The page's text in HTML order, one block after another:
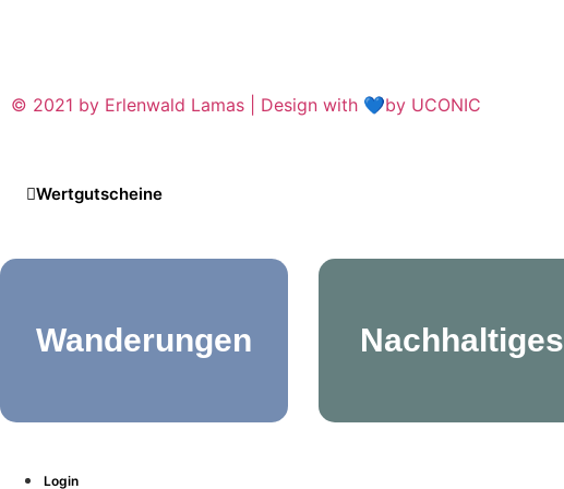
© 2021 by Erlenwald Lamas | Design with 💙by UCONIC
Wertgutscheine
Wanderungen Nachhaltiges
Login